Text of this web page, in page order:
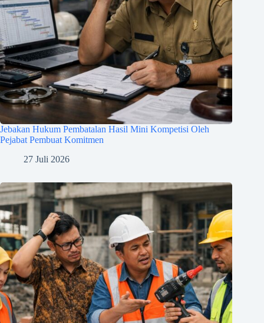
Jebakan Hukum Pembatalan Hasil Mini Kompetisi Oleh
Pejabat Pembuat Komitmen
27 Juli 2026